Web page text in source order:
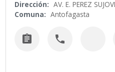
Dirección: AV. E. PEREZ
Comuna: Antofagasta
 